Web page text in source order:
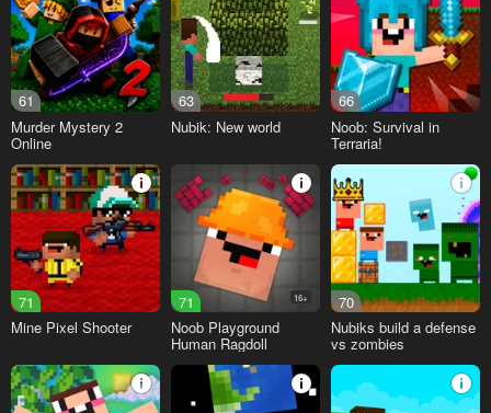
61
Murder Mystery 2
Online
63
Nubik: New world
66
Noob: Survival in
Terraria!
71
Mine Pixel Shooter
71 16+
Noob Playground
Human Ragdoll
70
Nubiks build a defense
vs zombies